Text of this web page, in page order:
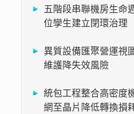
五階段串聯機房生
位孿生建立閉環治理
異質設備匯聚營運
維護降失效風險
統包工程整合高密
網至晶片降低轉換損